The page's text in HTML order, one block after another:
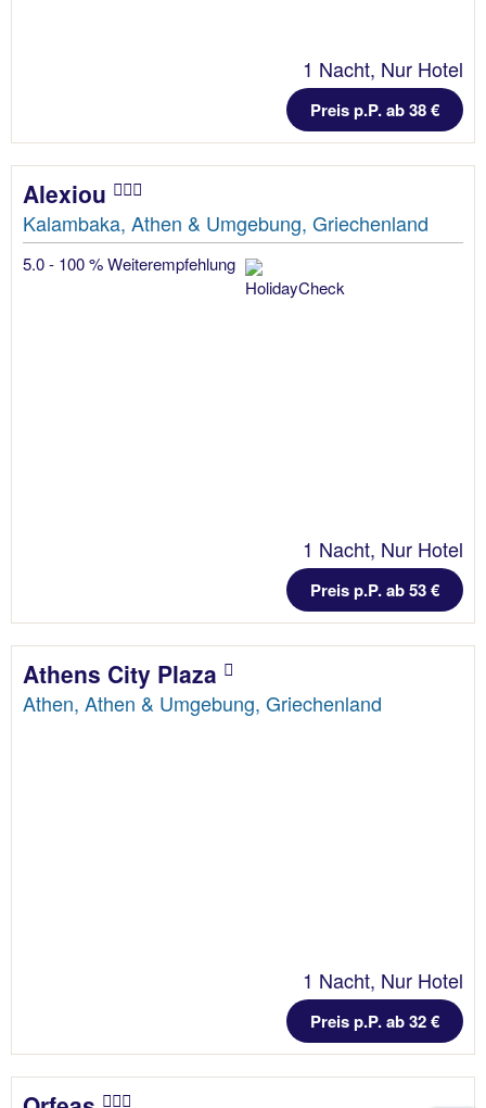
1 Nacht, Nur Hotel
Preis p.P. ab 38 €
Alexiou
Kalambaka, Athen & Umgebung, Griechenland
5.0 - 100 % Weiterempfehlung
1 Nacht, Nur Hotel
Preis p.P. ab 53 €
Athens City Plaza
Athen, Athen & Umgebung, Griechenland
1 Nacht, Nur Hotel
Preis p.P. ab 32 €